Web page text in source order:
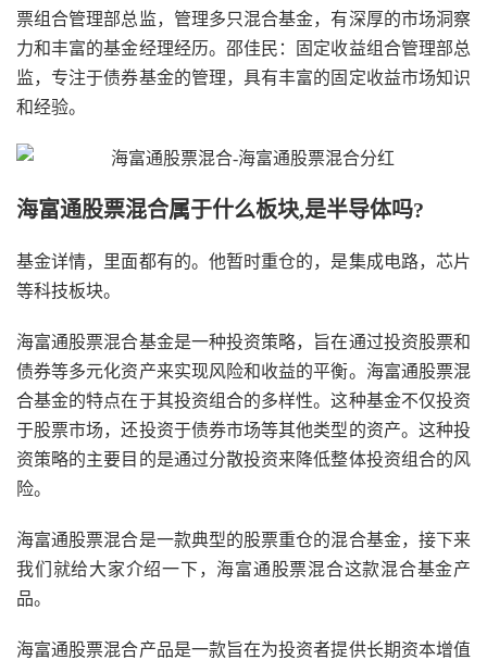
票组合管理部总监，管理多只混合基金，有深厚的市场洞察
力和丰富的基金经理经历。邵佳民：固定收益组合管理部总
监，专注于债券基金的管理，具有丰富的固定收益市场知识
和经验。
海富通股票混合属于什么板块,是半导体吗?
基金详情，里面都有的。他暂时重仓的，是集成电路，芯片
等科技板块。
海富通股票混合基金是一种投资策略，旨在通过投资股票和
债券等多元化资产来实现风险和收益的平衡。海富通股票混
合基金的特点在于其投资组合的多样性。这种基金不仅投资
于股票市场，还投资于债券市场等其他类型的资产。这种投
资策略的主要目的是通过分散投资来降低整体投资组合的风
险。
海富通股票混合是一款典型的股票重仓的混合基金，接下来
我们就给大家介绍一下，海富通股票混合这款混合基金产
品。
海富通股票混合产品是一款旨在为投资者提供长期资本增值